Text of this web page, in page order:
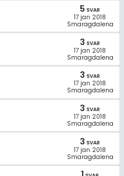
5 SVAR
17 jan 2018
Smaragdalena
3 SVAR
17 jan 2018
Smaragdalena
3 SVAR
17 jan 2018
Smaragdalena
3 SVAR
17 jan 2018
Smaragdalena
3 SVAR
17 jan 2018
Smaragdalena